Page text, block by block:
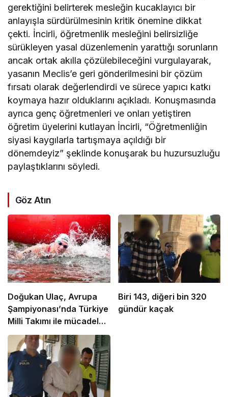
gerektiğini belirterek mesleğin kucaklayıcı bir
anlayışla sürdürülmesinin kritik önemine dikkat
çekti. İncirli, öğretmenlik mesleğini belirsizliğe
sürükleyen yasal düzenlemenin yarattığı sorunların
ancak ortak akılla çözülebileceğini vurgulayarak,
yasanın Meclis’e geri gönderilmesini bir çözüm
fırsatı olarak değerlendirdi ve sürece yapıcı katkı
koymaya hazır olduklarını açıkladı. Konuşmasında
ayrıca genç öğretmenleri ve onları yetiştiren
öğretim üyelerini kutlayan İncirli, “Öğretmenliğin
siyasi kaygılarla tartışmaya açıldığı bir
dönemdeyiz” şeklinde konuşarak bu huzursuzluğu
paylaştıklarını söyledi.
Göz Atın
Doğukan Ulaç, Avrupa
Şampiyonası’nda Türkiye
Milli Takımı ile mücadele
etti
Biri 143, diğeri bin 320
gündür kaçak